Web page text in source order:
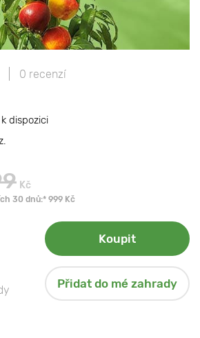
0 recenzí
dispozici
Kč
30 dnů:* 999 Kč
Koupit
Přidat do mé zahrady